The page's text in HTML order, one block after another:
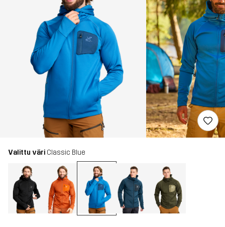
Valittu väri Classic Blue